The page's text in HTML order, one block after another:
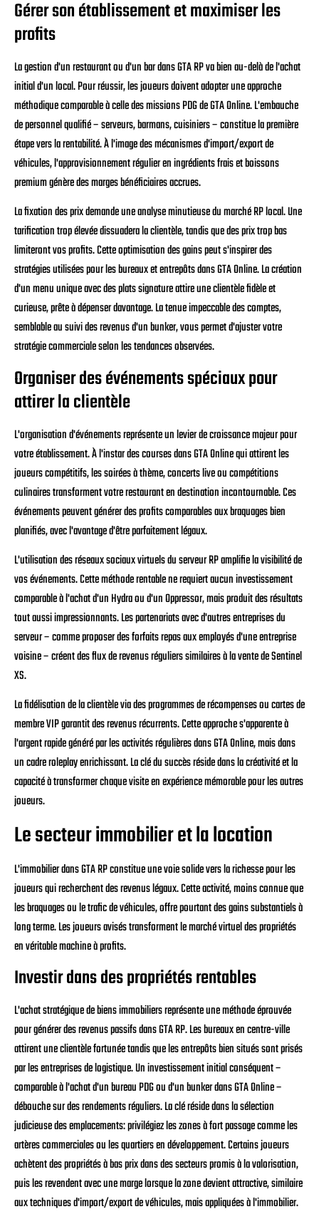
Gérer son établissement et maximiser les
profits
La gestion d'un restaurant ou d'un bar dans GTA RP va bien au-delà de l'achat
initial d'un local. Pour réussir, les joueurs doivent adopter une approche
méthodique comparable à celle des missions PDG de GTA Online. L'embauche
de personnel qualifié – serveurs, barmans, cuisiniers – constitue la première
étape vers la rentabilité. À l'image des mécanismes d'import/export de
véhicules, l'approvisionnement régulier en ingrédients frais et boissons
premium génère des marges bénéficiaires accrues.
La fixation des prix demande une analyse minutieuse du marché RP local. Une
tarification trop élevée dissuadera la clientèle, tandis que des prix trop bas
limiteront vos profits. Cette optimisation des gains peut s'inspirer des
stratégies utilisées pour les bureaux et entrepôts dans GTA Online. La création
d'un menu unique avec des plats signature attire une clientèle fidèle et
curieuse, prête à dépenser davantage. La tenue impeccable des comptes,
semblable au suivi des revenus d'un bunker, vous permet d'ajuster votre
stratégie commerciale selon les tendances observées.
Organiser des événements spéciaux pour
attirer la clientèle
L'organisation d'événements représente un levier de croissance majeur pour
votre établissement. À l'instar des courses dans GTA Online qui attirent les
joueurs compétitifs, les soirées à thème, concerts live ou compétitions
culinaires transforment votre restaurant en destination incontournable. Ces
événements peuvent générer des profits comparables aux braquages bien
planifiés, avec l'avantage d'être parfaitement légaux.
L'utilisation des réseaux sociaux virtuels du serveur RP amplifie la visibilité de
vos événements. Cette méthode rentable ne requiert aucun investissement
comparable à l'achat d'un Hydra ou d'un Oppressor, mais produit des résultats
tout aussi impressionnants. Les partenariats avec d'autres entreprises du
serveur – comme proposer des forfaits repas aux employés d'une entreprise
voisine – créent des flux de revenus réguliers similaires à la vente de Sentinel
XS.
La fidélisation de la clientèle via des programmes de récompenses ou cartes de
membre VIP garantit des revenus récurrents. Cette approche s'apparente à
l'argent rapide généré par les activités régulières dans GTA Online, mais dans
un cadre roleplay enrichissant. La clé du succès réside dans la créativité et la
capacité à transformer chaque visite en expérience mémorable pour les autres
joueurs.
Le secteur immobilier et la location
L'immobilier dans GTA RP constitue une voie solide vers la richesse pour les
joueurs qui recherchent des revenus légaux. Cette activité, moins connue que
les braquages ou le trafic de véhicules, offre pourtant des gains substantiels à
long terme. Les joueurs avisés transforment le marché virtuel des propriétés
en véritable machine à profits.
Investir dans des propriétés rentables
L'achat stratégique de biens immobiliers représente une méthode éprouvée
pour générer des revenus passifs dans GTA RP. Les bureaux en centre-ville
attirent une clientèle fortunée tandis que les entrepôts bien situés sont prisés
par les entreprises de logistique. Un investissement initial conséquent –
comparable à l'achat d'un bureau PDG ou d'un bunker dans GTA Online –
débouche sur des rendements réguliers. La clé réside dans la sélection
judicieuse des emplacements: privilégiez les zones à fort passage comme les
artères commerciales ou les quartiers en développement. Certains joueurs
achètent des propriétés à bas prix dans des secteurs promis à la valorisation,
puis les revendent avec une marge lorsque la zone devient attractive, similaire
aux techniques d'import/export de véhicules, mais appliquées à l'immobilier.